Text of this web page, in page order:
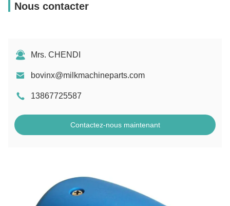
Nous contacter
Mrs. CHENDI
bovinx@milkmachineparts.com
13867725587
Contactez-nous maintenant